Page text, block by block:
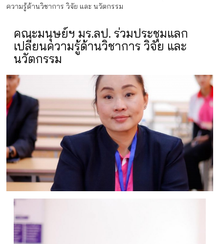
ความรู้ด้านวิชาการ วิจัย และ นวัตกรรม
คณะมนุษย์ฯ มร.ลป. ร่วมประชุมแลก
เปลี่ยนความรู้ด้านวิชาการ วิจัย และ
นวัตกรรม